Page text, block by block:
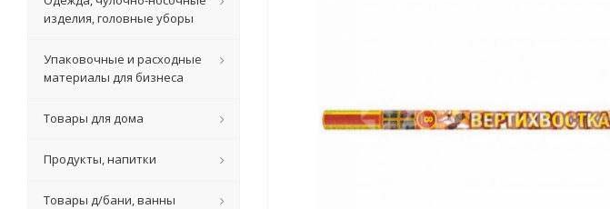
изделия, головные уборы
Упаковочные и расходные
материалы для бизнеса
Товары для дома
Продукты, напитки
Товары д/бани, ванны